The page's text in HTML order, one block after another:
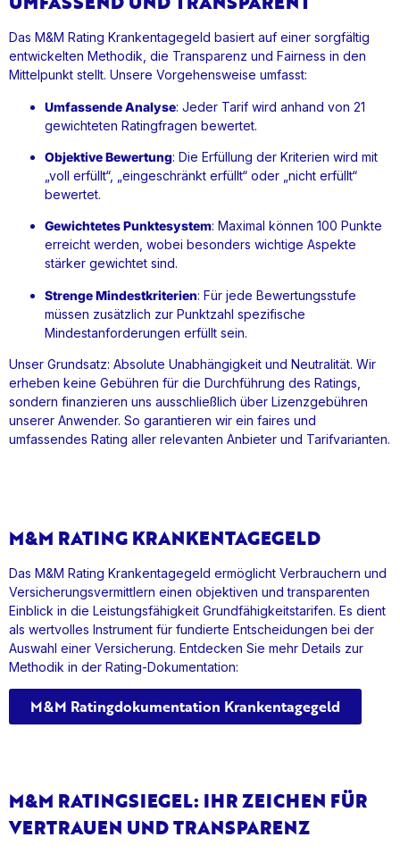
Das M&M Rating Krankentagegeld basiert auf einer sorgfältig
entwickelten Methodik, die Transparenz und Fairness in den
Mittelpunkt stellt. Unsere Vorgehensweise umfasst:
Umfassende Analyse: Jeder Tarif wird anhand von 21
gewichteten Ratingfragen bewertet.
Objektive Bewertung: Die Erfüllung der Kriterien wird mit
„voll erfüllt“, „eingeschränkt erfüllt“ oder „nicht erfüllt“
bewertet.
Gewichtetes Punktesystem: Maximal können 100 Punkte
erreicht werden, wobei besonders wichtige Aspekte
stärker gewichtet sind.
Strenge Mindestkriterien: Für jede Bewertungsstufe
müssen zusätzlich zur Punktzahl spezifische
Mindestanforderungen erfüllt sein.
Unser Grundsatz: Absolute Unabhängigkeit und Neutralität. Wir
erheben keine Gebühren für die Durchführung des Ratings,
sondern finanzieren uns ausschließlich über Lizenzgebühren
unserer Anwender. So garantieren wir ein faires und
umfassendes Rating aller relevanten Anbieter und Tarifvarianten.
M&M RATING KRANKENTAGEGELD
Das M&M Rating Krankentagegeld ermöglicht Verbrauchern und
Versicherungsvermittlern einen objektiven und transparenten
Einblick in die Leistungsfähigkeit Grundfähigkeitstarifen. Es dient
als wertvolles Instrument für fundierte Entscheidungen bei der
Auswahl einer Versicherung. Entdecken Sie mehr Details zur
Methodik in der Rating-Dokumentation:
M&M Ratingdokumentation Krankentagegeld
M&M RATINGSIEGEL: IHR ZEICHEN FÜR
VERTRAUEN UND TRANSPARENZ